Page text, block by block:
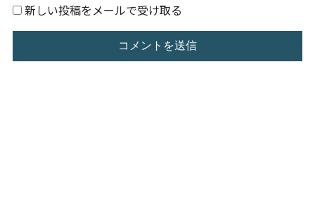
新しい投稿をメールで受け取る